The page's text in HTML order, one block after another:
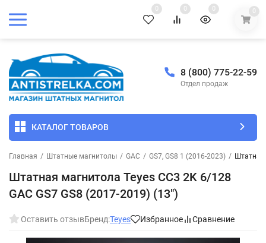
0 0 0 0
8 (800) 775-22-59
Отдел продаж
КАТАЛОГ ТОВАРОВ
Главная / Штатные магнитолы / GAC / GS7, GS8 1 (2016-2023) / Штатная
Штатная магнитола Teyes CC3 2K 6/128
GAC GS7 GS8 (2017-2019) (13")
Оставить отзывБренд:Teyes Избранное Сравнение